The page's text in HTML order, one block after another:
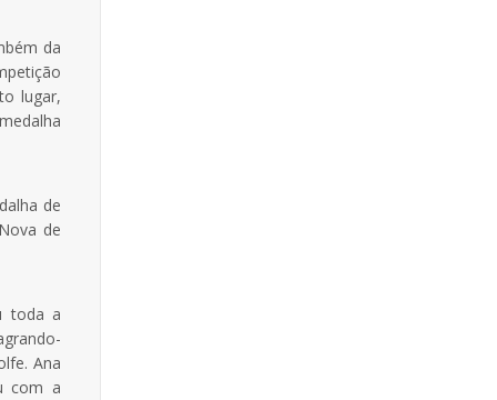
da
lugar,
de
de
toda a
Ana
com a